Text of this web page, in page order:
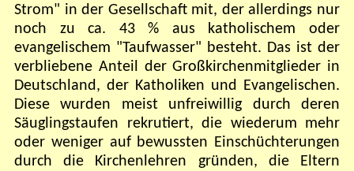
Strom" in der Gesellschaft mit, der allerdings nur
noch zu ca. 43 % aus katholischem oder
evangelischem "Taufwasser" besteht. Das ist der
verbliebene Anteil der Großkirchenmitglieder in
Deutschland, der Katholiken und Evangelischen.
Diese wurden meist unfreiwillig durch deren
Säuglingstaufen rekrutiert, die wiederum mehr
oder weniger auf bewussten Einschüchterungen
durch die Kirchenlehren gründen, die Eltern